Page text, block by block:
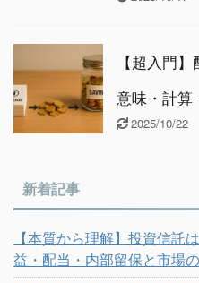
【超入門
意味・計算
2025/10/22
新着記事
【本質から理解】投資信託
益・配当・内部留保と市場